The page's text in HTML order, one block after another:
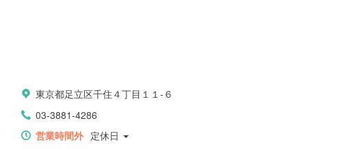
東京都足立区千住４丁目１１-６
03-3881-4286
営業時間外 定休日